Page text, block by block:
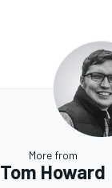
More from
Tom Howard